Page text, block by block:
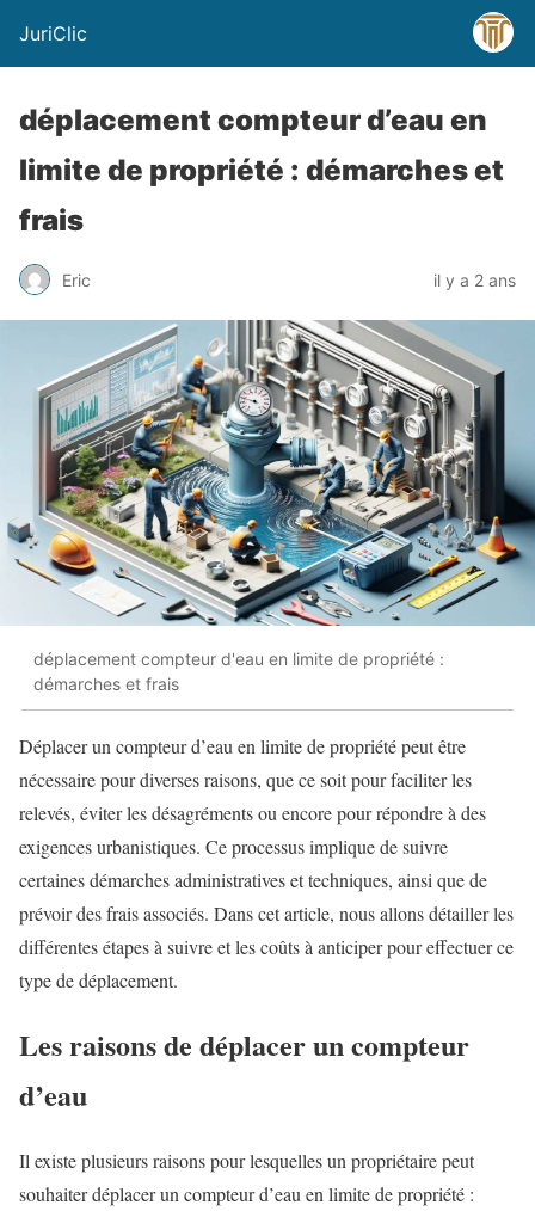
JuriClic
déplacement compteur d’eau en
limite de propriété : démarches et
frais
Eric il y a 2 ans
déplacement compteur d'eau en limite de propriété :
démarches et frais
Déplacer un compteur d’eau en limite de propriété peut être
nécessaire pour diverses raisons, que ce soit pour faciliter les
relevés, éviter les désagréments ou encore pour répondre à des
exigences urbanistiques. Ce processus implique de suivre
certaines démarches administratives et techniques, ainsi que de
prévoir des frais associés. Dans cet article, nous allons détailler les
différentes étapes à suivre et les coûts à anticiper pour effectuer ce
type de déplacement.
Les raisons de déplacer un compteur
d’eau
Il existe plusieurs raisons pour lesquelles un propriétaire peut
souhaiter déplacer un compteur d’eau en limite de propriété :